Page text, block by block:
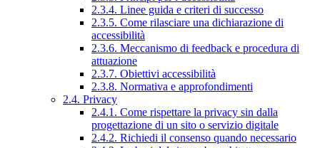
2.3.4. Linee guida e criteri di successo
2.3.5. Come rilasciare una dichiarazione di
accessibilità
2.3.6. Meccanismo di feedback e procedura di
attuazione
2.3.7. Obiettivi accessibilità
2.3.8. Normativa e approfondimenti
2.4. Privacy
2.4.1. Come rispettare la privacy sin dalla
progettazione di un sito o servizio digitale
2.4.2. Richiedi il consenso quando necessario